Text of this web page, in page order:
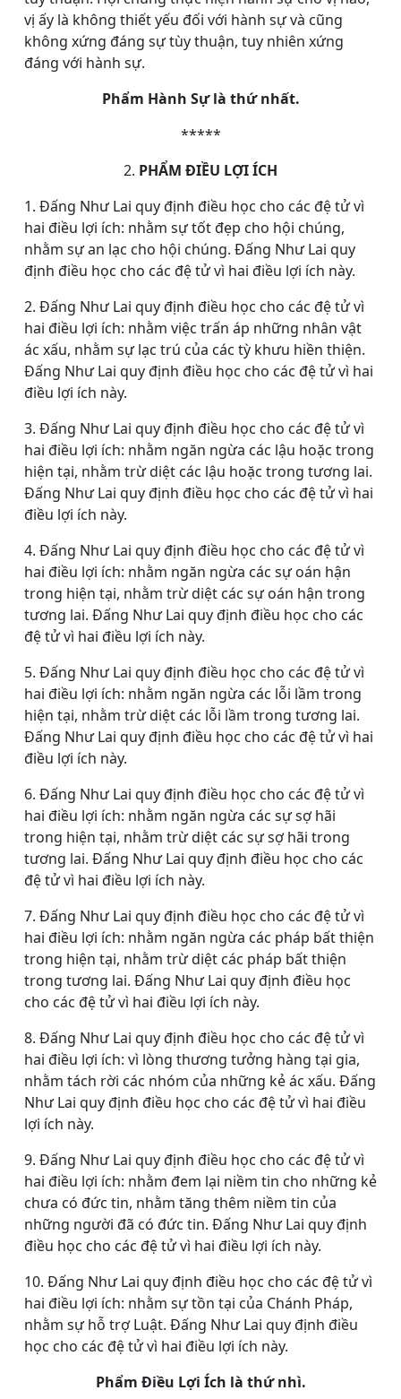
vị ấy là không thiết yếu đối với hành sự và cũng
không xứng đáng sự tùy thuận, tuy nhiên xứng
đáng với hành sự.
Phẩm Hành Sự là thứ nhất.
*****
2. PHẨM ĐIỀU LỢI ÍCH
1. Đấng Như Lai quy định điều học cho các đệ tử vì
hai điều lợi ích: nhằm sự tốt đẹp cho hội chúng,
nhằm sự an lạc cho hội chúng. Đấng Như Lai quy
định điều học cho các đệ tử vì hai điều lợi ích này.
2. Đấng Như Lai quy định điều học cho các đệ tử vì
hai điều lợi ích: nhằm việc trấn áp những nhân vật
ác xấu, nhằm sự lạc trú của các tỳ khưu hiền thiện.
Đấng Như Lai quy định điều học cho các đệ tử vì hai
điều lợi ích này.
3. Đấng Như Lai quy định điều học cho các đệ tử vì
hai điều lợi ích: nhằm ngăn ngừa các lậu hoặc trong
hiện tại, nhằm trừ diệt các lậu hoặc trong tương lai.
Đấng Như Lai quy định điều học cho các đệ tử vì hai
điều lợi ích này.
4. Đấng Như Lai quy định điều học cho các đệ tử vì
hai điều lợi ích: nhằm ngăn ngừa các sự oán hận
trong hiện tại, nhằm trừ diệt các sự oán hận trong
tương lai. Đấng Như Lai quy định điều học cho các
đệ tử vì hai điều lợi ích này.
5. Đấng Như Lai quy định điều học cho các đệ tử vì
hai điều lợi ích: nhằm ngăn ngừa các lỗi lầm trong
hiện tại, nhằm trừ diệt các lỗi lầm trong tương lai.
Đấng Như Lai quy định điều học cho các đệ tử vì hai
điều lợi ích này.
6. Đấng Như Lai quy định điều học cho các đệ tử vì
hai điều lợi ích: nhằm ngăn ngừa các sự sợ hãi
trong hiện tại, nhằm trừ diệt các sự sợ hãi trong
tương lai. Đấng Như Lai quy định điều học cho các
đệ tử vì hai điều lợi ích này.
7. Đấng Như Lai quy định điều học cho các đệ tử vì
hai điều lợi ích: nhằm ngăn ngừa các pháp bất thiện
trong hiện tại, nhằm trừ diệt các pháp bất thiện
trong tương lai. Đấng Như Lai quy định điều học
cho các đệ tử vì hai điều lợi ích này.
8. Đấng Như Lai quy định điều học cho các đệ tử vì
hai điều lợi ích: vì lòng thương tưởng hàng tại gia,
nhằm tách rời các nhóm của những kẻ ác xấu. Đấng
Như Lai quy định điều học cho các đệ tử vì hai điều
lợi ích này.
9. Đấng Như Lai quy định điều học cho các đệ tử vì
hai điều lợi ích: nhằm đem lại niềm tin cho những kẻ
chưa có đức tin, nhằm tăng thêm niềm tin của
những người đã có đức tin. Đấng Như Lai quy định
điều học cho các đệ tử vì hai điều lợi ích này.
10. Đấng Như Lai quy định điều học cho các đệ tử vì
hai điều lợi ích: nhằm sự tồn tại của Chánh Pháp,
nhằm sự hỗ trợ Luật. Đấng Như Lai quy định điều
học cho các đệ tử vì hai điều lợi ích này.
Phẩm Điều Lợi Ích là thứ nhì.